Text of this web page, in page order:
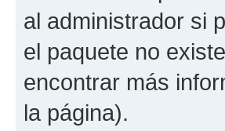
al administrador si
el paquete no
encontrar más
la página).